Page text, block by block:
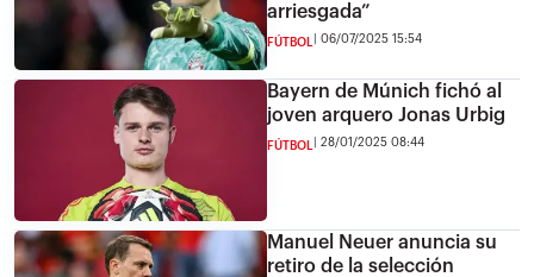
arriesgada”
FÚTBOL 06/07/2025 15:54
Bayern de Múnich fichó al
joven arquero Jonas Urbig
FÚTBOL 28/01/2025 08:44
Manuel Neuer anuncia su
retiro de la selección